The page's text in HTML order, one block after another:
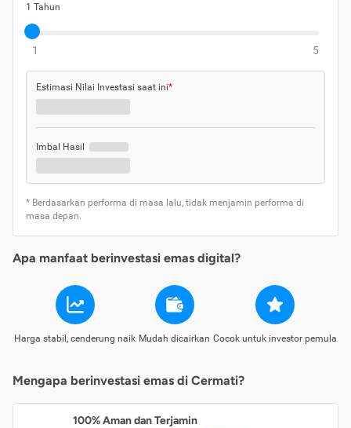
1 Tahun
1 5
Estimasi Nilai Investasi saat ini*
Imbal Hasil
* Berdasarkan performa di masa lalu, tidak menjamin performa di
masa depan.
Apa manfaat berinvestasi emas digital?
Harga stabil, cenderung naik Mudah dicairkan Cocok untuk investor pemula
Mengapa berinvestasi emas di Cermati?
100% Aman dan Terjamin